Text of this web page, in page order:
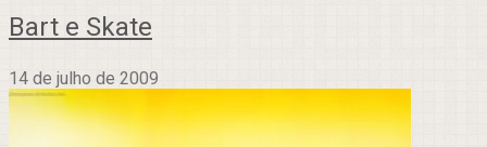
Bart e Skate
14 de julho de 2009